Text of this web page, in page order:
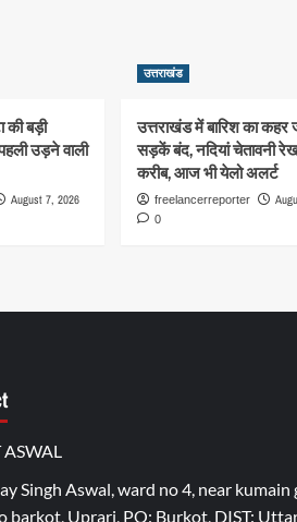
की बड़ी
उड़ने वाली
August 7, 2026
उत्तराखंड
उत्तराखंड में बारिश का कहर
सड़कें बंद, नदियां चेतावनी
करीब, आज भी येलो अलर्ट
freelancerreporter
0
Singh Aswal, ward no 4, near kumain
barkot, Uprari, PO: Burkot, DIST: